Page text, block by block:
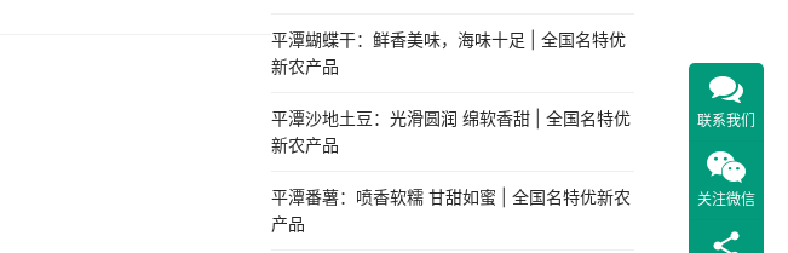
平潭蝴蝶干：鲜香美味，海味十足 | 全国名特优
新农产品
平潭沙地土豆：光滑圆润 绵软香甜 | 全国名特优
新农产品
平潭番薯：喷香软糯 甘甜如蜜 | 全国名特优新农
产品
联系我们
关注微信